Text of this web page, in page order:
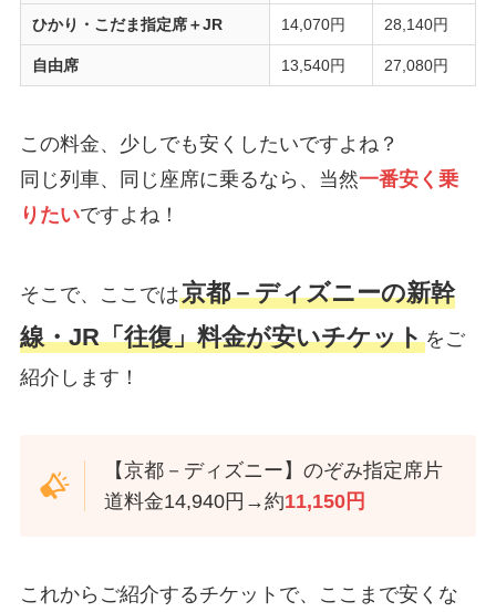
ひかり・こだま指定席＋JR 14,070円 28,140円
自由席 13,540円 27,080円
この料金、少しでも安くしたいですよね？
同じ列車、同じ座席に乗るなら、当然一番安く乗
りたいですよね！
そこで、ここでは京都－ディズニーの新幹
線・JR「往復」料金が安いチケットをご
紹介します！
【京都－ディズニー】のぞみ指定席片
道料金14,940円→約11,150円
これからご紹介するチケットで、ここまで安くな